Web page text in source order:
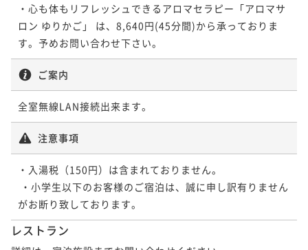
・心も体もリフレッシュできるアロマセラピー「アロマサ
ロン ゆりかご」 は、8,640円(45分間)から承っておりま
ご案内
全室無線LAN接続出来ます。
注意事項
・入湯税（150円）は含まれておりません。
レストラン